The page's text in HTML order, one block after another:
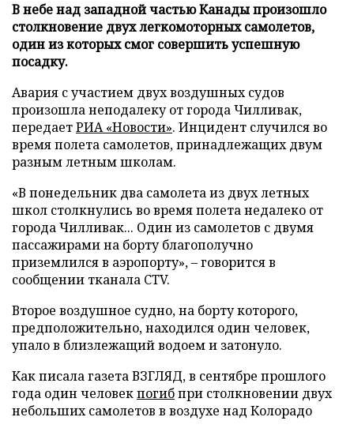
В небе над западной частью Канады произошло
столкновение двух легкомоторных самолетов,
один из которых смог совершить успешную
посадку.
Авария с участием двух воздушных судов
произошла неподалеку от города Чилливак,
передаетРИА «Новости». Инцидент случился во
время полета самолетов, принадлежащих двум
разным летным школам.
«В понедельник два самолета из двух летных
школ столкнулись во время полета недалеко от
города Чилливак... Один из самолетов с двумя
пассажирами на борту благополучно
приземлился в аэропорту», – говорится в
сообщении тканала CTV.
Второе воздушное судно, на борту которого,
предположительно, находился один человек,
упало в близлежащий водоем и затонуло.
Как писала газета ВЗГЛЯД, в сентябре прошлого
года один человекпогибпри столкновении двух
небольших самолетов в воздухе над Колорадо